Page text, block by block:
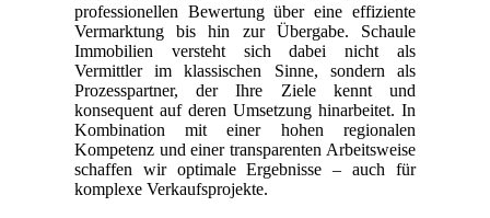
professionellen Bewertung über eine effiziente
Vermarktung bis hin zur Übergabe. Schaule
Immobilien versteht sich dabei nicht als
Vermittler im klassischen Sinne, sondern als
Prozesspartner, der Ihre Ziele kennt und
konsequent auf deren Umsetzung hinarbeitet. In
Kombination mit einer hohen regionalen
Kompetenz und einer transparenten Arbeitsweise
schaffen wir optimale Ergebnisse – auch für
komplexe Verkaufsprojekte.